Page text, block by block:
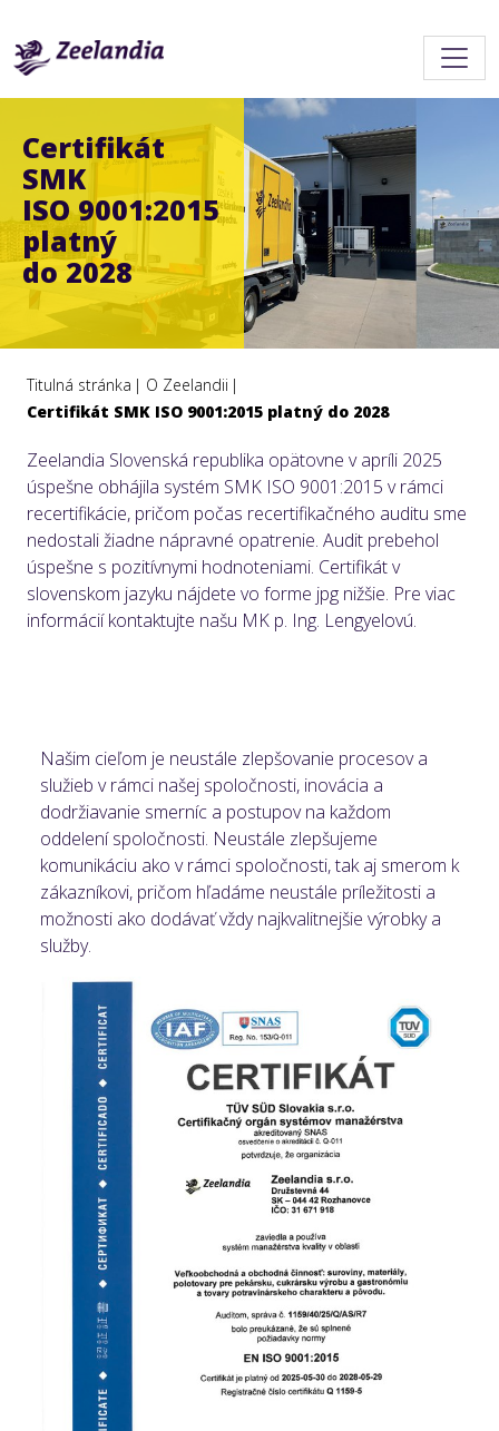
Certifikát
SMK
ISO 9001:2015
platný
do 2028
Titulná stránka
O Zeelandii
Certifikát SMK ISO 9001:2015 platný do 2028
Zeelandia Slovenská republika opätovne v apríli 2025
úspešne obhájila systém SMK ISO 9001:2015 v rámci
recertifikácie, pričom počas recertifikačného auditu sme
nedostali žiadne nápravné opatrenie. Audit prebehol
úspešne s pozitívnymi hodnoteniami. Certifikát v
slovenskom jazyku nájdete vo forme jpg nižšie. Pre viac
informácií kontaktujte našu MK p. Ing. Lengyelovú.
Našim cieľom je neustále zlepšovanie procesov a
služieb v rámci našej spoločnosti, inovácia a
dodržiavanie smerníc a postupov na každom
oddelení spoločnosti. Neustále zlepšujeme
komunikáciu ako v rámci spoločnosti, tak aj smerom k
zákazníkovi, pričom hľadáme neustále príležitosti a
možnosti ako dodávať vždy najkvalitnejšie výrobky a
služby.